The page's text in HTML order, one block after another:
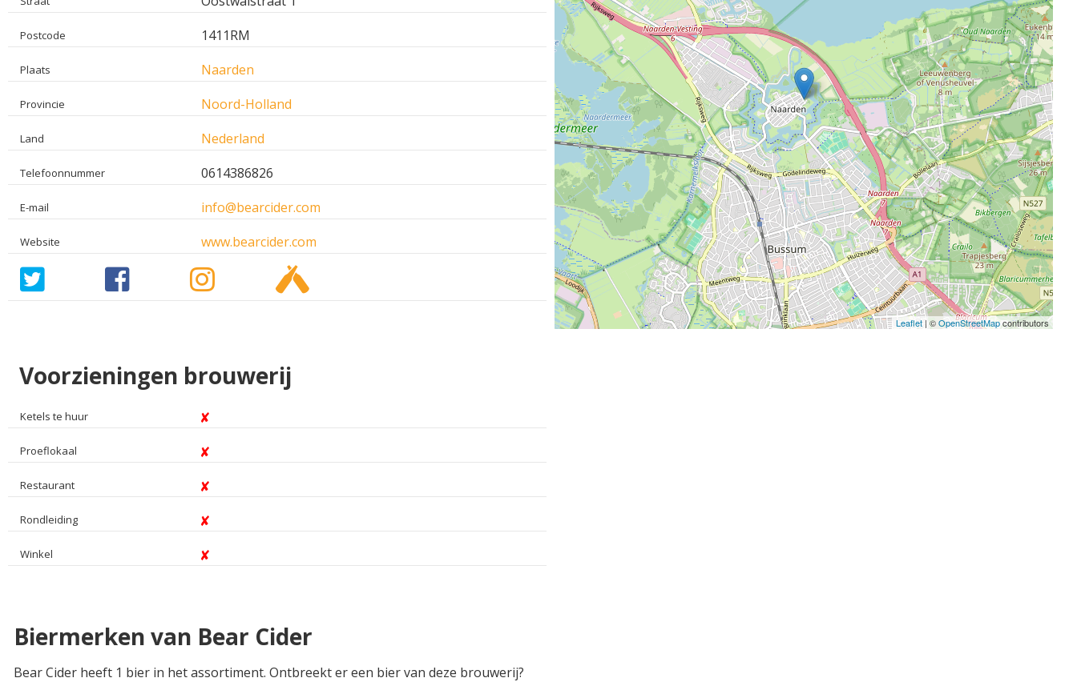
Postcode 1411RM
Plaats Naarden
Provincie Noord-Holland
Land Nederland
Telefoonnummer 0614386826
E-mail info@bearcider.com
Website www.bearcider.com
Leaflet | ©OpenStreetMapcontributors
Voorzieningen brouwerij
Ketels te huur
Proeflokaal
Restaurant
Rondleiding
Winkel
Biermerken van Bear Cider
Bear Cider heeft 1 bier in het assortiment. Ontbreekt er een bier van deze brouwerij?